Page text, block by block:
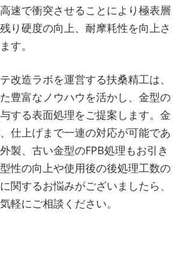
速で衝突させることにより極表層
り硬度の向上、耐摩耗性を向上さ
す。
改造ラボを運営する扶桑精工は、
豊富なノウハウを活かし、金型の
する表面処理をご提案します。金
仕上げまで一連の対応が可能であ
製、古い金型のFPB処理もお引き
性の向上や使用後の後処理工数の
関するお悩みがございましたら、
軽にご相談ください。